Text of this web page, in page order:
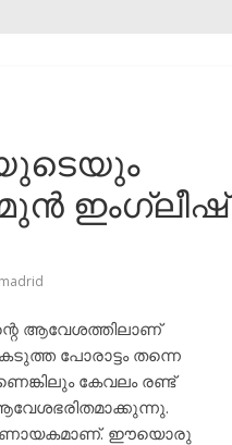
മുൻ ഇംഗ്ലീഷ്
ആവേശത്തിലാണ്
പോരാട്ടം തന്നെ
കേവലം രണ്ട്
ഈയൊരു